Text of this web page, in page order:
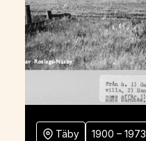
Täby 1900 – 1973